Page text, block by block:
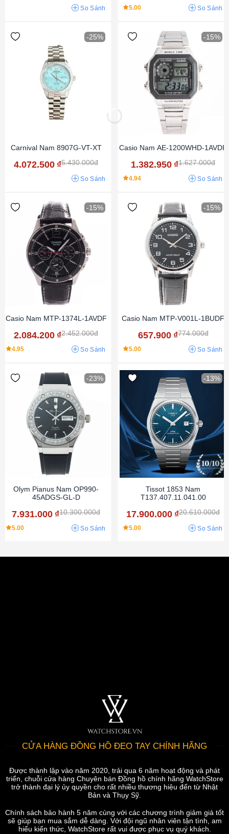
So Sánh 5.00 So Sánh
-25%
Carnival Nam 8907G-VT-XT
4.072.500 ₫5.430.000đ
So Sánh
-15%
Casio Nam AE-1200WHD-1AVDF
1.382.950 ₫1.627.000đ
4.94 So Sánh
-15%
Casio Nam MTP-1374L-1AVDF
2.084.200 ₫2.452.000đ
4.95 So Sánh
-15%
Casio Nam MTP-V001L-1BUDF
657.900 ₫774.000đ
5.00 So Sánh
-23%
Olym Pianus Nam OP990-
45ADGS-GL-D
7.931.000 ₫10.300.000đ
5.00 So Sánh
-13%
Tissot 1853 Nam
T137.407.11.041.00
17.900.000 ₫20.610.000đ
5.00 So Sánh
CỬA HÀNG ĐỒNG HỒ ĐEO TAY CHÍNH HÃNG
Được thành lập vào năm 2020, trải qua 6 năm hoạt động và phát
triển, chuỗi cửa hàng Chuyên bán Đồng hồ chính hãng WatchStore
trở thành đại lý ủy quyền cho rất nhiều thương hiệu đến từ Nhật
Bản và Thụy Sỹ.
Chính sách bảo hành 5 năm cùng với các chương trình giảm giá tốt
sẽ giúp bạn mua sắm dễ dàng. Với đội ngũ nhân viên tận tình, am
hiểu kiến thức, WatchStore rất vui được phục vụ quý khách.